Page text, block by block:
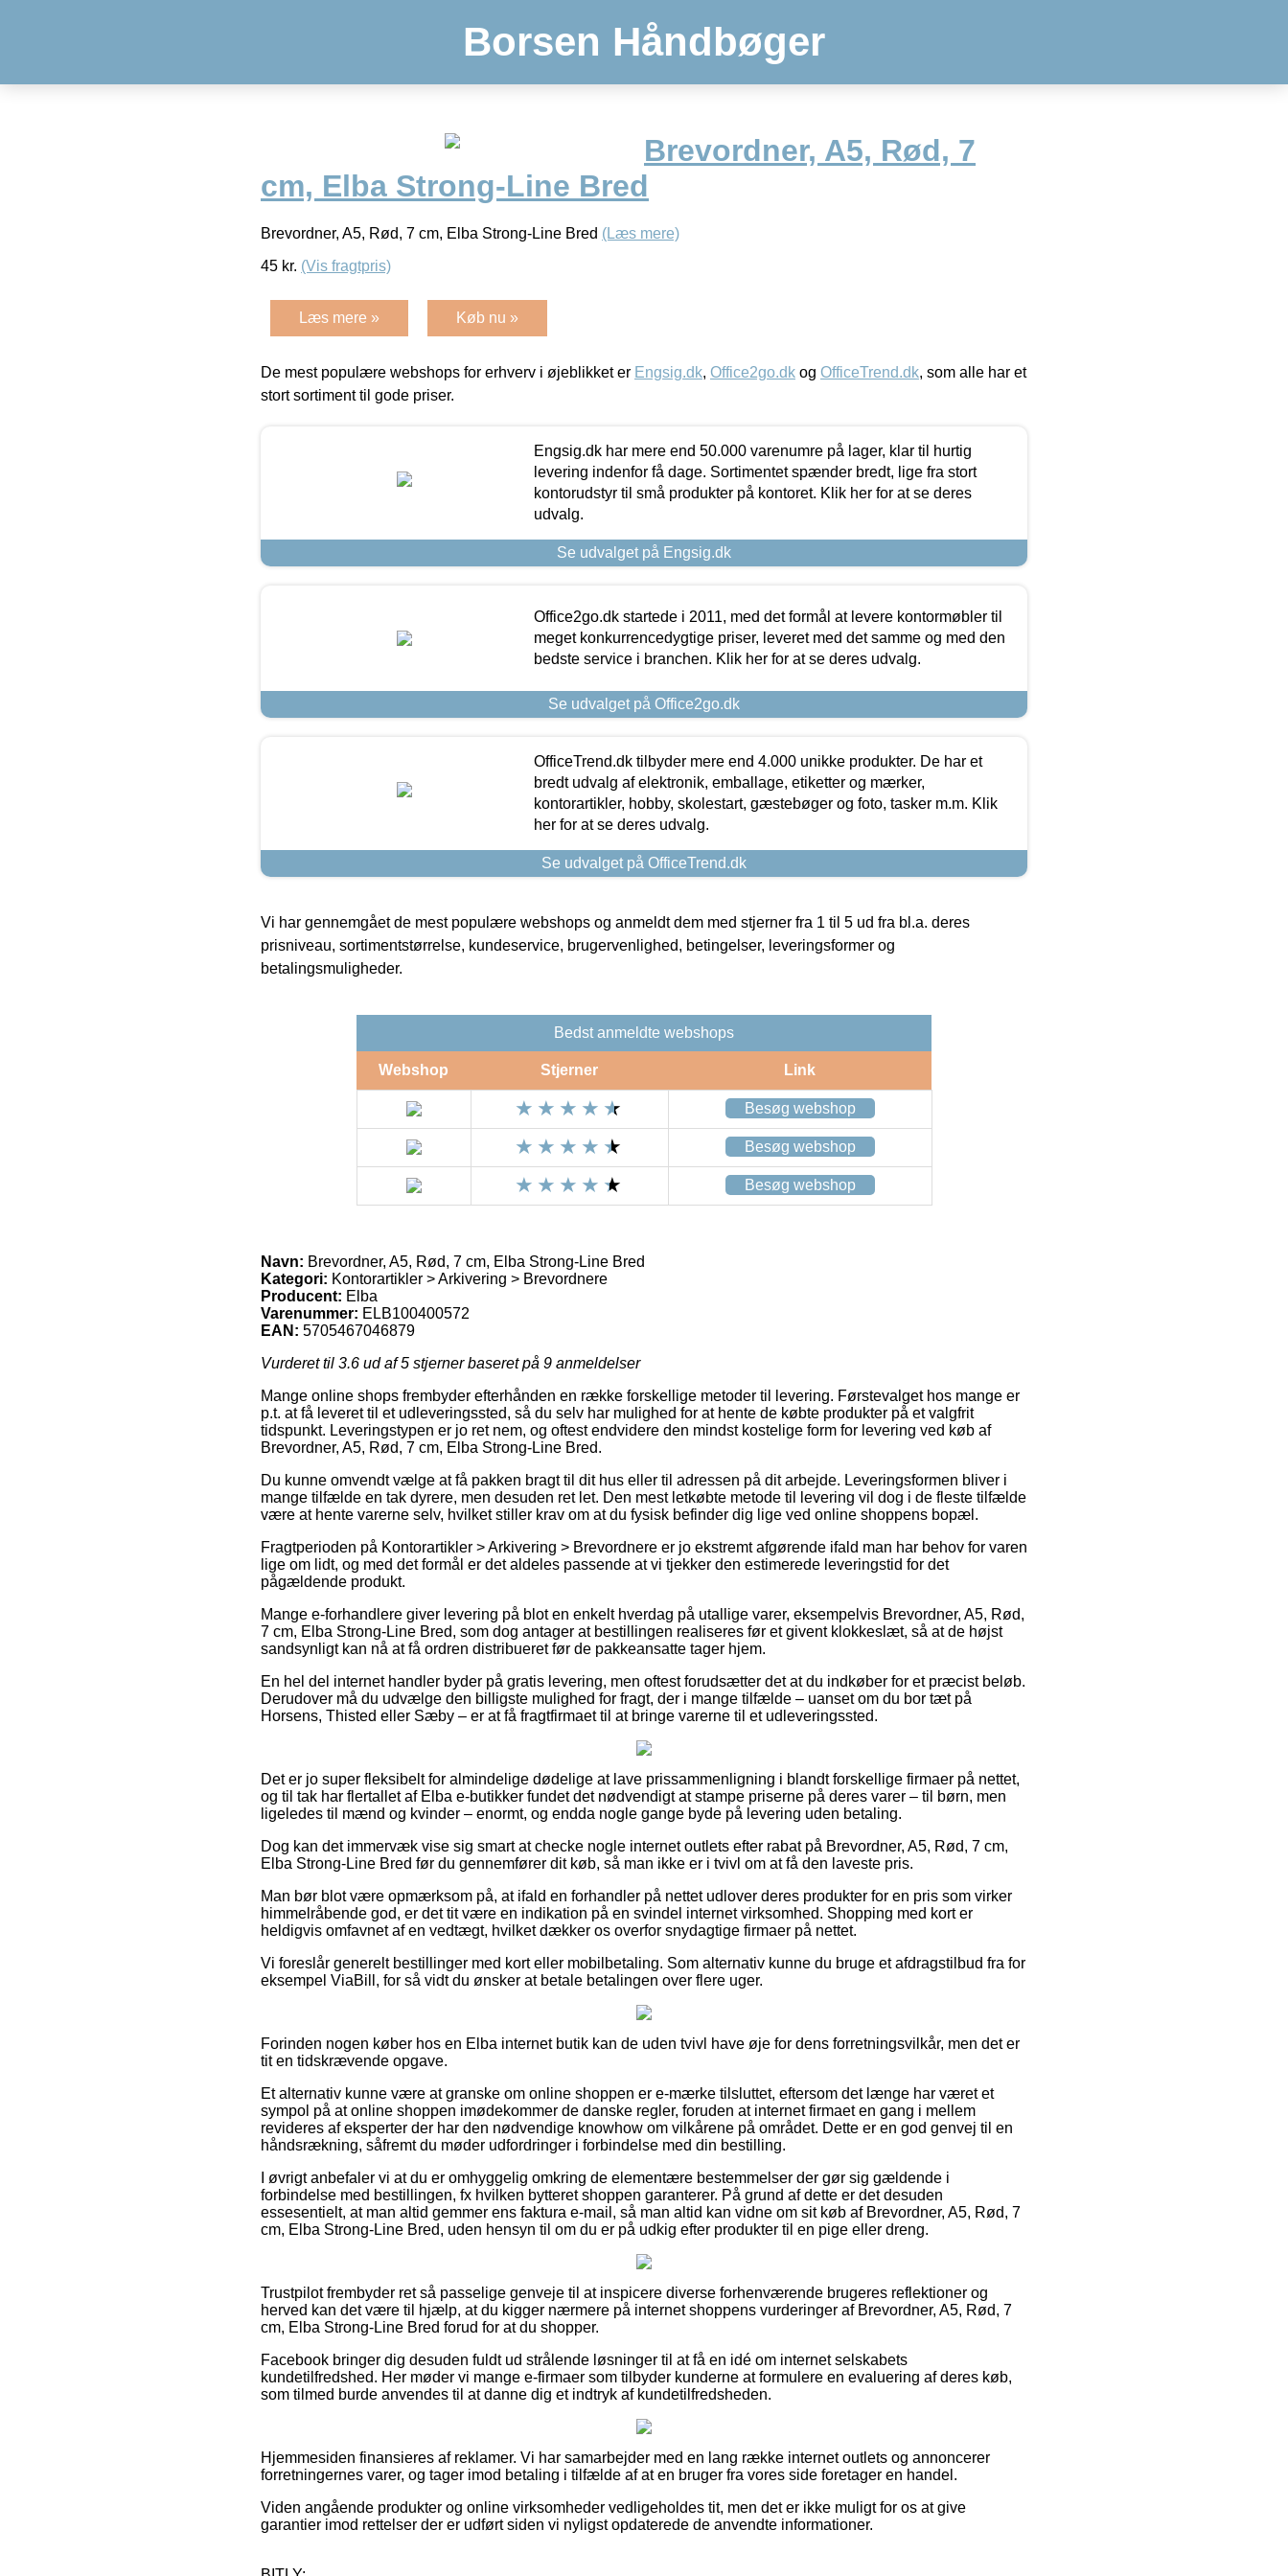
Borsen Håndbøger
Brevordner, A5, Rød, 7
cm, Elba Strong-Line Bred
Brevordner, A5, Rød, 7 cm, Elba Strong-Line Bred (Læs mere)
45 kr. (Vis fragtpris)
Læs mere » Køb nu »
De mest populære webshops for erhverv i øjeblikket er Engsig.dk, Office2go.dk og OfficeTrend.dk, som alle har et
stort sortiment til gode priser.
Engsig.dk har mere end 50.000 varenumre på lager, klar til hurtig
levering indenfor få dage. Sortimentet spænder bredt, lige fra stort
kontorudstyr til små produkter på kontoret. Klik her for at se deres
udvalg.
Se udvalget på Engsig.dk
Office2go.dk startede i 2011, med det formål at levere kontormøbler til
meget konkurrencedygtige priser, leveret med det samme og med den
bedste service i branchen. Klik her for at se deres udvalg.
Se udvalget på Office2go.dk
OfficeTrend.dk tilbyder mere end 4.000 unikke produkter. De har et
bredt udvalg af elektronik, emballage, etiketter og mærker,
kontorartikler, hobby, skolestart, gæstebøger og foto, tasker m.m. Klik
her for at se deres udvalg.
Se udvalget på OfficeTrend.dk
Vi har gennemgået de mest populære webshops og anmeldt dem med stjerner fra 1 til 5 ud fra bl.a. deres
prisniveau, sortimentstørrelse, kundeservice, brugervenlighed, betingelser, leveringsformer og
betalingsmuligheder.
Bedst anmeldte webshops
Webshop Stjerner Link
Besøg webshop
Besøg webshop
Besøg webshop
Navn: Brevordner, A5, Rød, 7 cm, Elba Strong-Line Bred
Kategori: Kontorartikler > Arkivering > Brevordnere
Producent: Elba
Varenummer: ELB100400572
EAN: 5705467046879
Vurderet til 3.6 ud af 5 stjerner baseret på 9 anmeldelser
Mange online shops frembyder efterhånden en række forskellige metoder til levering. Førstevalget hos mange er
p.t. at få leveret til et udleveringssted, så du selv har mulighed for at hente de købte produkter på et valgfrit
tidspunkt. Leveringstypen er jo ret nem, og oftest endvidere den mindst kostelige form for levering ved køb af
Brevordner, A5, Rød, 7 cm, Elba Strong-Line Bred.
Du kunne omvendt vælge at få pakken bragt til dit hus eller til adressen på dit arbejde. Leveringsformen bliver i
mange tilfælde en tak dyrere, men desuden ret let. Den mest letkøbte metode til levering vil dog i de fleste tilfælde
være at hente varerne selv, hvilket stiller krav om at du fysisk befinder dig lige ved online shoppens bopæl.
Fragtperioden på Kontorartikler > Arkivering > Brevordnere er jo ekstremt afgørende ifald man har behov for varen
lige om lidt, og med det formål er det aldeles passende at vi tjekker den estimerede leveringstid for det
pågældende produkt.
Mange e-forhandlere giver levering på blot en enkelt hverdag på utallige varer, eksempelvis Brevordner, A5, Rød,
7 cm, Elba Strong-Line Bred, som dog antager at bestillingen realiseres før et givent klokkeslæt, så at de højst
sandsynligt kan nå at få ordren distribueret før de pakkeansatte tager hjem.
En hel del internet handler byder på gratis levering, men oftest forudsætter det at du indkøber for et præcist beløb.
Derudover må du udvælge den billigste mulighed for fragt, der i mange tilfælde – uanset om du bor tæt på
Horsens, Thisted eller Sæby – er at få fragtfirmaet til at bringe varerne til et udleveringssted.
Det er jo super fleksibelt for almindelige dødelige at lave prissammenligning i blandt forskellige firmaer på nettet,
og til tak har flertallet af Elba e-butikker fundet det nødvendigt at stampe priserne på deres varer – til børn, men
ligeledes til mænd og kvinder – enormt, og endda nogle gange byde på levering uden betaling.
Dog kan det immervæk vise sig smart at checke nogle internet outlets efter rabat på Brevordner, A5, Rød, 7 cm,
Elba Strong-Line Bred før du gennemfører dit køb, så man ikke er i tvivl om at få den laveste pris.
Man bør blot være opmærksom på, at ifald en forhandler på nettet udlover deres produkter for en pris som virker
himmelråbende god, er det tit være en indikation på en svindel internet virksomhed. Shopping med kort er
heldigvis omfavnet af en vedtægt, hvilket dækker os overfor snydagtige firmaer på nettet.
Vi foreslår generelt bestillinger med kort eller mobilbetaling. Som alternativ kunne du bruge et afdragstilbud fra for
eksempel ViaBill, for så vidt du ønsker at betale betalingen over flere uger.
Forinden nogen køber hos en Elba internet butik kan de uden tvivl have øje for dens forretningsvilkår, men det er
tit en tidskrævende opgave.
Et alternativ kunne være at granske om online shoppen er e-mærke tilsluttet, eftersom det længe har været et
sympol på at online shoppen imødekommer de danske regler, foruden at internet firmaet en gang i mellem
revideres af eksperter der har den nødvendige knowhow om vilkårene på området. Dette er en god genvej til en
håndsrækning, såfremt du møder udfordringer i forbindelse med din bestilling.
I øvrigt anbefaler vi at du er omhyggelig omkring de elementære bestemmelser der gør sig gældende i
forbindelse med bestillingen, fx hvilken bytteret shoppen garanterer. På grund af dette er det desuden
essesentielt, at man altid gemmer ens faktura e-mail, så man altid kan vidne om sit køb af Brevordner, A5, Rød, 7
cm, Elba Strong-Line Bred, uden hensyn til om du er på udkig efter produkter til en pige eller dreng.
Trustpilot frembyder ret så passelige genveje til at inspicere diverse forhenværende brugeres reflektioner og
herved kan det være til hjælp, at du kigger nærmere på internet shoppens vurderinger af Brevordner, A5, Rød, 7
cm, Elba Strong-Line Bred forud for at du shopper.
Facebook bringer dig desuden fuldt ud strålende løsninger til at få en idé om internet selskabets
kundetilfredshed. Her møder vi mange e-firmaer som tilbyder kunderne at formulere en evaluering af deres køb,
som tilmed burde anvendes til at danne dig et indtryk af kundetilfredsheden.
Hjemmesiden finansieres af reklamer. Vi har samarbejder med en lang række internet outlets og annoncerer
forretningernes varer, og tager imod betaling i tilfælde af at en bruger fra vores side foretager en handel.
Viden angående produkter og online virksomheder vedligeholdes tit, men det er ikke muligt for os at give
garantier imod rettelser der er udført siden vi nyligst opdaterede de anvendte informationer.